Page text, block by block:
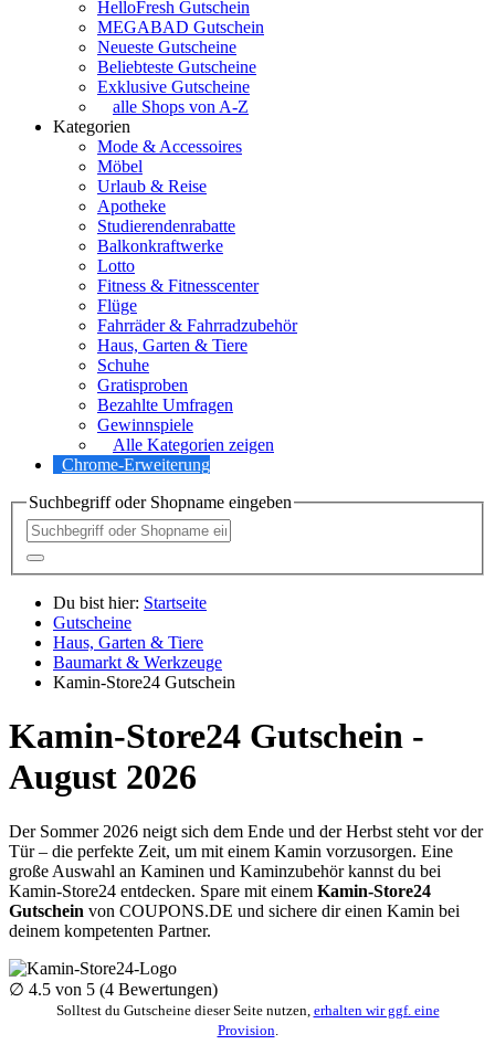
HelloFresh Gutschein
MEGABAD Gutschein
Neueste Gutscheine
Beliebteste Gutscheine
Exklusive Gutscheine
alle Shops von A-Z
Kategorien
Mode & Accessoires
Möbel
Urlaub & Reise
Apotheke
Studierendenrabatte
Balkonkraftwerke
Lotto
Fitness & Fitnesscenter
Flüge
Fahrräder & Fahrradzubehör
Haus, Garten & Tiere
Schuhe
Gratisproben
Bezahlte Umfragen
Gewinnspiele
Alle Kategorien zeigen
Chrome-Erweiterung
Suchbegriff oder Shopname eingeben
Du bist hier: Startseite
Gutscheine
Haus, Garten & Tiere
Baumarkt & Werkzeuge
Kamin-Store24 Gutschein
Kamin-Store24 Gutschein -
August 2026
Der Sommer 2026 neigt sich dem Ende und der Herbst steht vor der
Tür – die perfekte Zeit, um mit einem Kamin vorzusorgen. Eine
große Auswahl an Kaminen und Kaminzubehör kannst du bei
Kamin-Store24 entdecken. Spare mit einem Kamin-Store24
Gutschein von COUPONS.DE und sichere dir einen Kamin bei
deinem kompetenten Partner.
∅ 4.5 von 5 (4 Bewertungen)
Solltest du Gutscheine dieser Seite nutzen, erhalten wir ggf. eine
Provision